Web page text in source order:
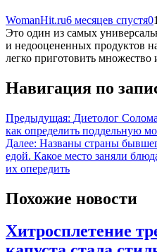
WomanHit.ru6 месяцев спустя0
Это один из самых
и недооцененных продуктов
легко приготовить
Навигация по
Предыдущая: Диетолог
как определить поддельную
Далее: Названы страны
едой. Какое место заняли
их опередить
Похожие новости
Хитросплетение